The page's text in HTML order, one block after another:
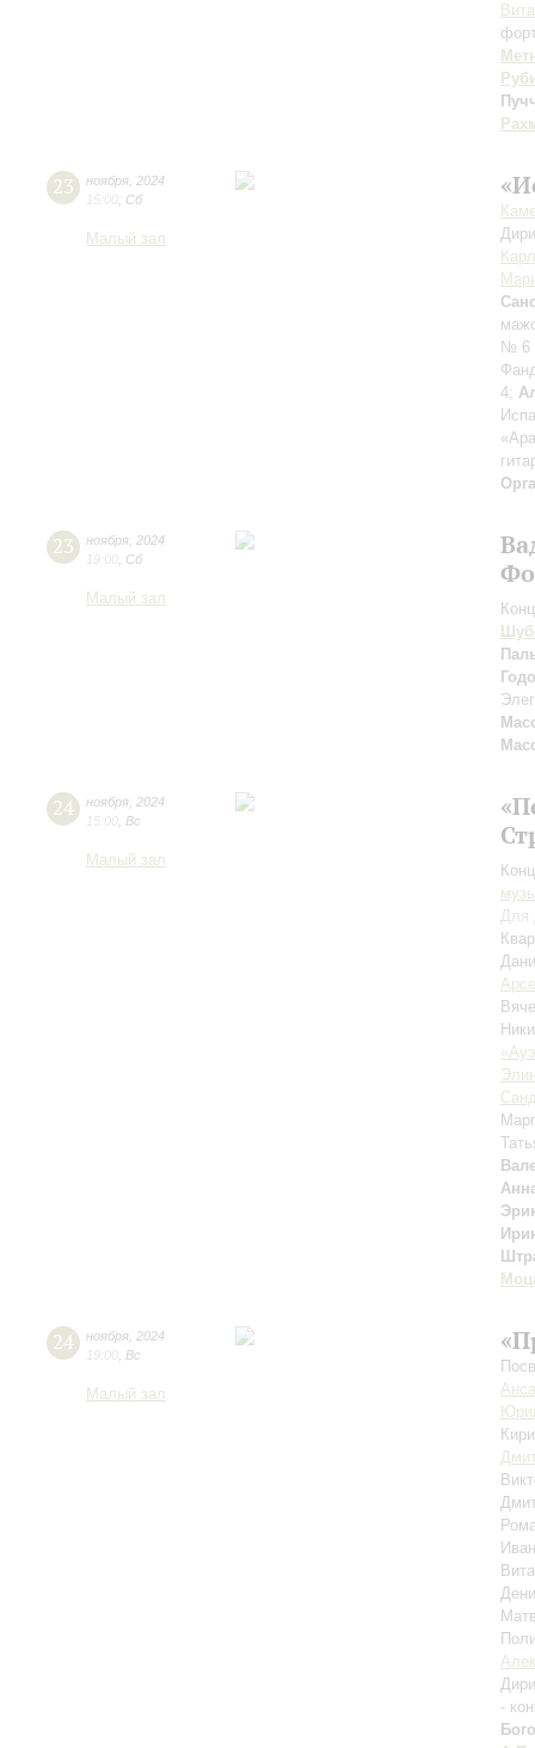
23 ноября 2024
15:00 Сб
Малый зал
№ 6
4;
23 ноября 2024
19:00 Сб
Малый зал
24 ноября 2024
15:00 Вс
Малый зал
Для
24 ноября 2024
19:00 Вс
Малый зал
-